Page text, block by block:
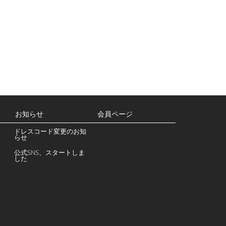
お知らせ
ドレスコード変更のお知
らせ
公式SNS、スタートしま
した
会員ページ